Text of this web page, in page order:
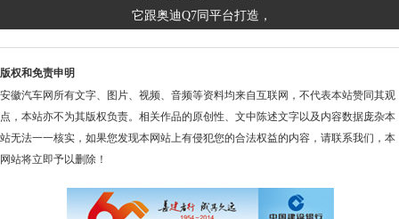
它跟奥迪Q7同平台打造，
版权和免责申明
安徽汽车网所有文字、图片、视频、音频等资料均来自互联网，不代表本站赞同其观
点，本站亦不为其版权负责。相关作品的原创性、文中陈述文字以及内容数据庞杂本
站无法一一核实，如果您发现本网站上有侵犯您的合法权益的内容，请联系我们，本
网站将立即予以删除！